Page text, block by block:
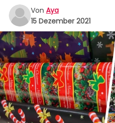
Von Aya
15 Dezember 2021